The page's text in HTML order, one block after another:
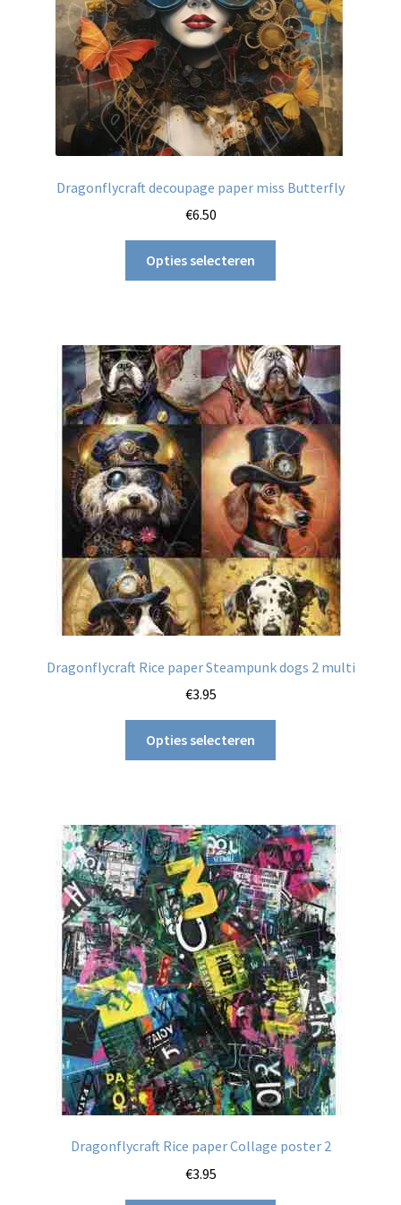
de
productpagina
Dragonflycraft decoupage paper miss Butterfly
€6.50
Opties selecteren
Deze
optie
kan
gekozen
worden
op
de
productpagina
Dragonflycraft Rice paper Steampunk dogs 2 multi
€3.95
Opties selecteren
Deze
optie
kan
gekozen
worden
op
de
productpagina
Dragonflycraft Rice paper Collage poster 2
€3.95